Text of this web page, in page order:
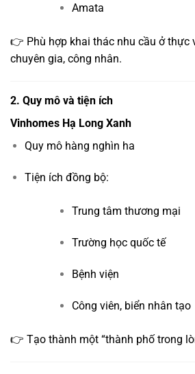
Amata
👉 Phù hợp khai thác nhu cầu ở thực
chuyên gia, công nhân.
2. Quy mô và tiện ích
Vinhomes Hạ Long Xanh
Quy mô hàng nghìn ha
Tiện ích đồng bộ:
Trung tâm thương mại
Trường học quốc tế
Bệnh viện
Công viên, biển nhân tạo
👉 Tạo thành một “thành phố trong